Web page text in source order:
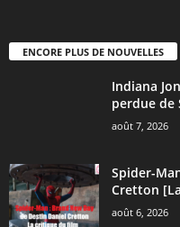
ENCORE PLUS DE NOUVELLES
Indiana
perdue de
août 7, 2026
Spider-
Cretton
août 6, 2026